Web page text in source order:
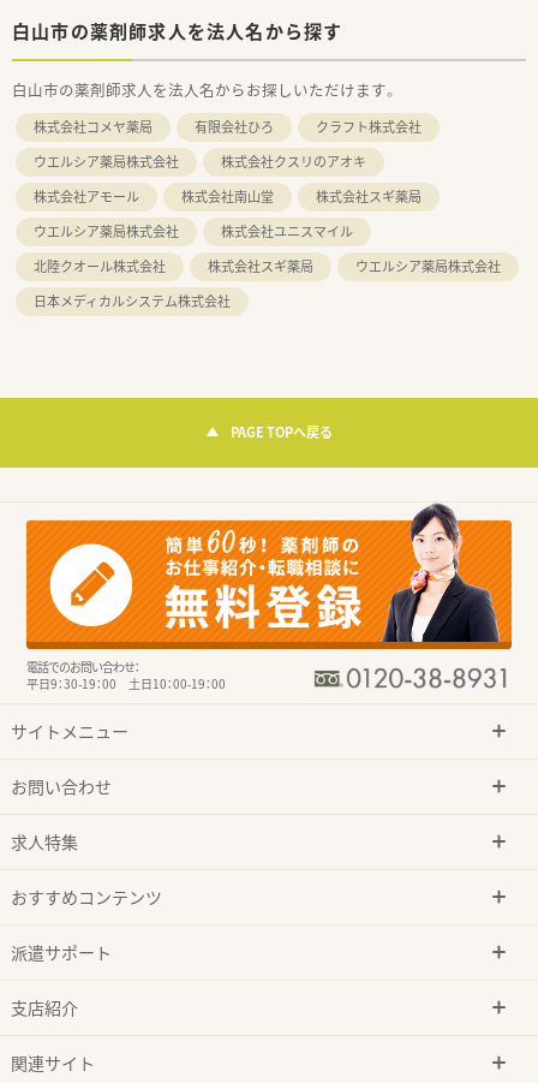
白山市の薬剤師求人を法人名から探す
白山市の薬剤師求人を法人名からお探しいただけます。
株式会社コメヤ薬局 有限会社ひろ
クラフト株式会社
ウエルシア薬局株式会社
株式会社クスリのアオキ
株式会社アモール
株式会社南山堂
株式会社スギ薬局
ウエルシア薬局株式会社
株式会社ユニスマイル
北陸クオール株式会社
株式会社スギ薬局
ウエルシア薬局株式会社
日本メディカルシステム株式会社
PAGE TOPへ戻る
電話でのお問い合わせ：
平日9：30-19：00 土日10：00-19：00
サイトメニュー
お問い合わせ
求人特集
おすすめコンテンツ
派遣サポート
支店紹介
関連サイト